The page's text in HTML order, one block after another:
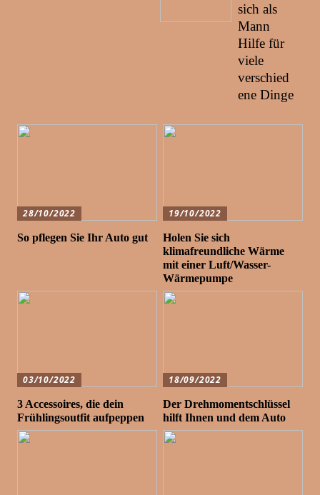
sich als
Mann
Hilfe für
viele
verschied
ene Dinge
28/10/2022
So pflegen Sie Ihr Auto gut
19/10/2022
Holen Sie sich
klimafreundliche Wärme
mit einer Luft/Wasser-
Wärmepumpe
03/10/2022
3 Accessoires, die dein
Frühlingsoutfit aufpeppen
18/09/2022
Der Drehmomentschlüssel
hilft Ihnen und dem Auto